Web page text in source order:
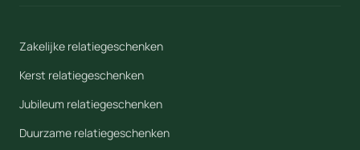
Zakelijke relatiegeschenken
Kerst relatiegeschenken
Jubileum relatiegeschenken
Duurzame relatiegeschenken